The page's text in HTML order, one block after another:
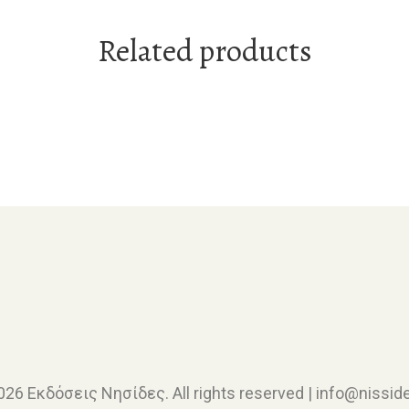
Related products
Εκδόσεις Νησίδες. All rights reserved |